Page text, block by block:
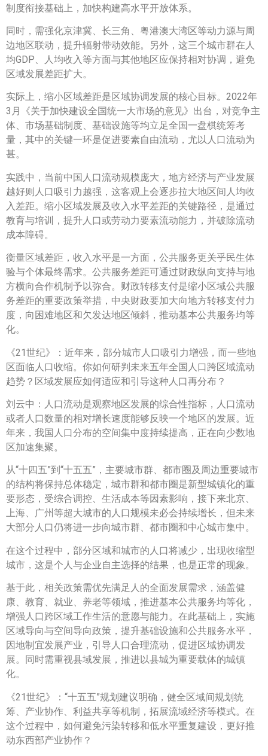
制度衔接基础上，加快构建高水平开放体系。
同时，需强化京津冀、长三角、粤港澳大湾区等动力源与周
边地区联动，提升辐射带动效能。另外，这三个城市群在人
均GDP、人均收入等方面与其他地区应保持相对协调，避免
区域发展差距扩大。
实际上，缩小区域差距是区域协调发展的核心目标。2022年
3月《关于加快建设全国统一大市场的意见》出台，对竞争主
体、市场基础制度、基础设施等均立足全国一盘棋统筹考
量，其中的关键一环是促进要素自由流动，尤以人口流动为
甚。
实践中，当前中国人口流动规模庞大，地方经济与产业发展
越好则人口吸引力越强，这客观上会逐步拉大地区间人均收
入差距。缩小区域发展及收入水平差距的关键路径，是通过
教育与培训，提升人口或劳动力要素流动能力，并破除流动
成本障碍。
衡量区域差距，收入水平是一方面，公共服务更关乎民生体
验与个体最终需求。公共服务差距可通过财政纵向支持与地
方横向合作机制予以弥合。财政转移支付是缩小区域公共服
务差距的重要政策举措，中央财政要加大向地方转移支付力
度，向困难地区和欠发达地区倾斜，推动基本公共服务均等
化。
《21世纪》：近年来，部分城市人口吸引力增强，而一些地
区面临人口收缩。你如何研判未来五年全国人口跨区域流动
趋势？区域发展应如何适应和引导这种人口再分布？
刘云中：人口流动是观察地区发展的综合性指标，人口流动
或者人口数量的相对增长速度能够反映一个地区的发展。近
年来，我国人口分布的空间集中度持续提高，正在向少数地
区加速集聚。
从“十四五”到“十五五”，主要城市群、都市圈及周边重要城市
的结构将保持总体稳定，城市群和都市圈是新型城镇化的重
要形态，受综合调控、生活成本等因素影响，接下来北京、
上海、广州等超大城市的人口规模未必会持续增长，但未来
大部分人口仍将进一步向城市群、都市圈和中心城市集中。
在这个过程中，部分区域和城市的人口将减少，出现收缩型
城市，这是个人与企业自主选择的结果，也是正常的现象。
基于此，相关政策需优先满足人的全面发展需求，涵盖健
康、教育、就业、养老等领域，推进基本公共服务均等化，
增强人口跨区域工作生活的意愿与能力。在此基础上，实施
区域导向与空间导向政策，提升基础设施和公共服务水平，
因地制宜发展产业，引导人口合理流动，促进区域协调发
展。同时需重视县域发展，推进以县城为重要载体的城镇
化。
《21世纪》：“十五五”规划建议明确，健全区域间规划统
筹、产业协作、利益共享等机制，拓展流域经济等模式。在
这个过程中，如何避免污染转移和低水平重复建设，更好推
动东西部产业协作？